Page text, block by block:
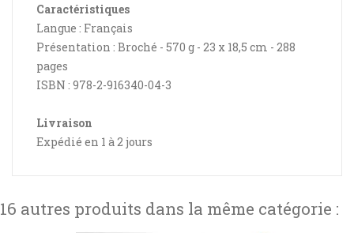
Caractéristiques
Langue : Français
Présentation : Broché - 570 g - 23 x 18,5 cm - 288
pages
ISBN : 978-2-916340-04-3
Livraison
Expédié en 1 à 2 jours
16 autres produits dans la même catégorie :